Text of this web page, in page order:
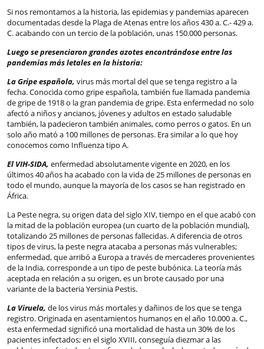
Si nos remontamos a la historia, las epidemias y pandemias aparecen
documentadas desde la Plaga de Atenas entre los años 430 a. C.- 429 a.
C. acabando con un tercio de la población, unas 150.000 personas.
Luego se presenciaron grandes azotes encontrándose entre las
pandemias más letales en la historia:
La Gripe española, virus más mortal del que se tenga registro a la
fecha. Conocida como gripe española, también fue llamada pandemia
de gripe de 1918 o la gran pandemia de gripe. Esta enfermedad no solo
afectó a niños y ancianos, jóvenes y adultos en estado saludable
también, la padecieron también animales, como perros o gatos. En un
solo año mató a 100 millones de personas. Era similar a lo que hoy
conocemos como Influenza tipo A.
El VIH-SIDA, enfermedad absolutamente vigente en 2020, en los
últimos 40 años ha acabado con la vida de 25 millones de personas en
todo el mundo, aunque la mayoría de los casos se han registrado en
África.
La Peste negra, su origen data del siglo XIV, tiempo en el que acabó con
la mitad de la población europea (un cuarto de la población mundial),
totalizando 25 millones de personas fallecidas. A diferencia de otros
tipos de virus, la peste negra atacaba a personas más vulnerables;
enfermedad, que arribó a Europa a través de mercaderes provenientes
de la India, corresponde a un tipo de peste bubónica. La teoría más
aceptada en relación a su origen, es un brote causado por una
variante de la bacteria Yersinia Pestis.
La Viruela, de los virus más mortales y dañinos de los que se tenga
registro. Originada en asentamientos humanos en el año 10.000 a. C.,
esta enfermedad significó una mortalidad de hasta un 30% de los
pacientes infectados; en el siglo XVIII, conseguía diezmar a las